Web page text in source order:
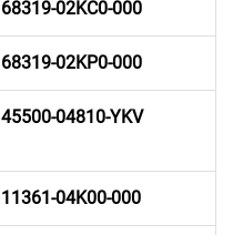
68319-02KC0-000
68319-02KP0-000
45500-04810-YKV
11361-04K00-000